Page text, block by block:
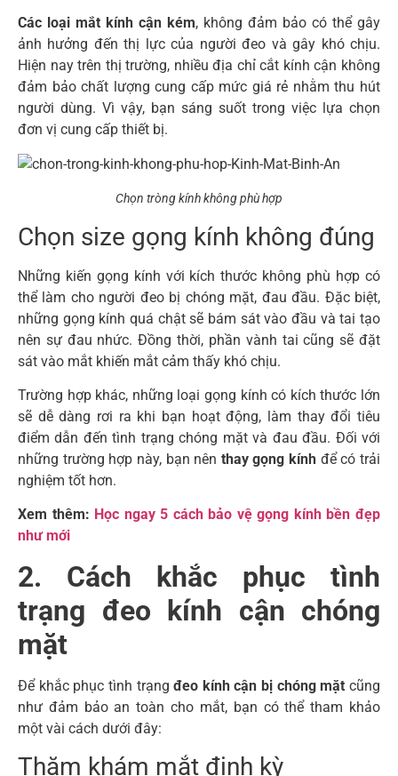
Các loại mắt kính cận kém, không đảm bảo có thể gây
ảnh hưởng đến thị lực của người đeo và gây khó chịu.
Hiện nay trên thị trường, nhiều địa chỉ cắt kính cận không
đảm bảo chất lượng cung cấp mức giá rẻ nhằm thu hút
người dùng. Vì vậy, bạn sáng suốt trong việc lựa chọn
đơn vị cung cấp thiết bị.
Chọn tròng kính không phù hợp
Chọn size gọng kính không đúng
Những kiến gọng kính với kích thước không phù hợp có
thể làm cho người đeo bị chóng mặt, đau đầu. Đặc biệt,
những gọng kính quá chật sẽ bám sát vào đầu và tai tạo
nên sự đau nhức. Đồng thời, phần vành tai cũng sẽ đặt
sát vào mắt khiến mắt cảm thấy khó chịu.
Trường hợp khác, những loại gọng kính có kích thước lớn
sẽ dễ dàng rơi ra khi bạn hoạt động, làm thay đổi tiêu
điểm dẫn đến tình trạng chóng mặt và đau đầu. Đối với
những trường hợp này, bạn nên thay gọng kính để có trải
nghiệm tốt hơn.
Xem thêm: Học ngay 5 cách bảo vệ gọng kính bền đẹp
như mới
2. Cách khắc phục tình
trạng đeo kính cận chóng
mặt
Để khắc phục tình trạngđeo kính cận bị chóng mặt cũng
như đảm bảo an toàn cho mắt, bạn có thể tham khảo
một vài cách dưới đây:
Thăm khám mắt định kỳ